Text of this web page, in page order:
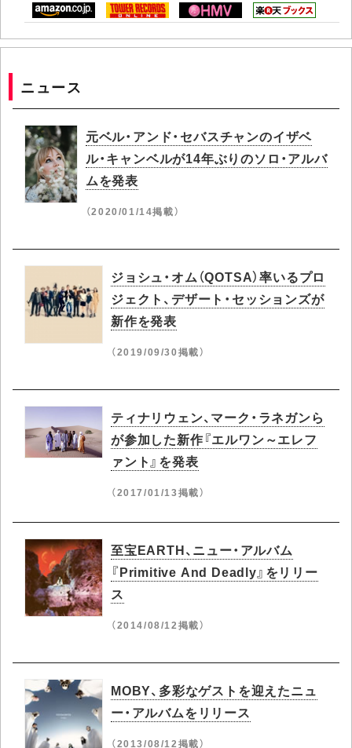
ニュース
元ベル・アンド・セバスチャンのイザベ
ル・キャンベルが14年ぶりのソロ・アルバ
ムを発表
（2020/01/14掲載）
ジョシュ・オム（QOTSA）率いるプロ
ジェクト、デザート・セッションズが
新作を発表
（2019/09/30掲載）
ティナリウェン、マーク・ラネガンら
が参加した新作『エルワン～エレフ
ァント』を発表
（2017/01/13掲載）
至宝EARTH、ニュー・アルバム
『Primitive And Deadly』をリリー
ス
（2014/08/12掲載）
MOBY、多彩なゲストを迎えたニュ
ー・アルバムをリリース
（2013/08/12掲載）